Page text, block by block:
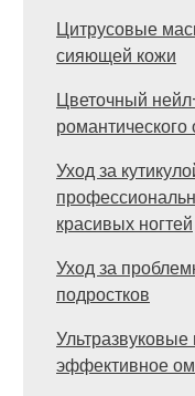
Цитрусовые
сияющей кожи
Цветочный
романтического
Уход за
красивых ногтей
Уход за
подростков
эффективное